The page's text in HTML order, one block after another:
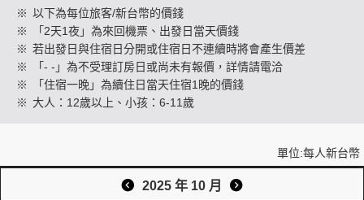
創造旅遊
※ 以下為每位旅客/新台幣的價錢
※
「2天1夜」為來回機票、出發日當天價錢
※ 若出發日與住宿日分開或住宿日不連續時將會產生價差
※
「- -」為不受理訂房日或尚未有報價，詳情請電洽
※
「住宿一晚」為續住日當天住宿1晚的價錢
※ 大人：12歲以上、小孩：6-11歲
單位:每人新台幣
2025 年 10 月